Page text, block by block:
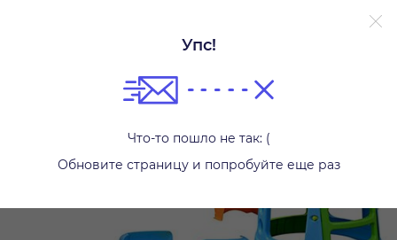
Упс!
Что-то пошло не так: (
Обновите страницу и попробуйте еще раз